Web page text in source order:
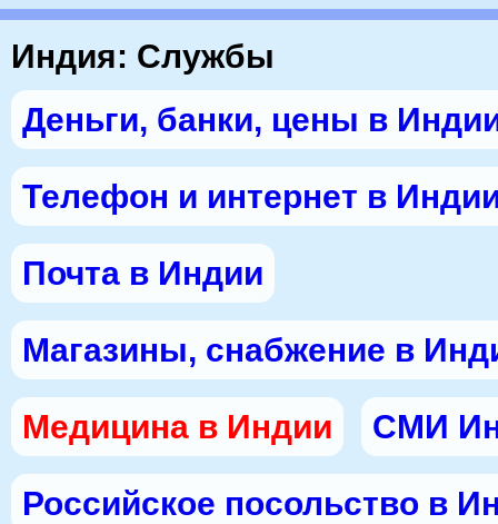
Индия: Службы
Деньги, банки, цены в
Телефон и интернет в
Почта в Индии
Магазины, снабжение в
Медицина в Индии СМИ
Российское посольство в